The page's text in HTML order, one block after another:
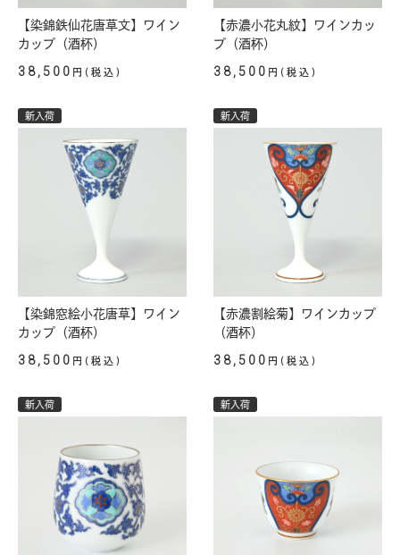
【染錦鉄仙花唐草文】ワイン
カップ（酒杯）
38,500 円(税込)
【赤濃小花丸紋】ワインカッ
プ（酒杯）
38,500 円(税込)
新入荷
【染錦窓絵小花唐草】ワイン
カップ（酒杯）
38,500 円(税込)
新入荷
【赤濃割絵菊】ワインカップ
（酒杯）
38,500 円(税込)
新入荷 新入荷